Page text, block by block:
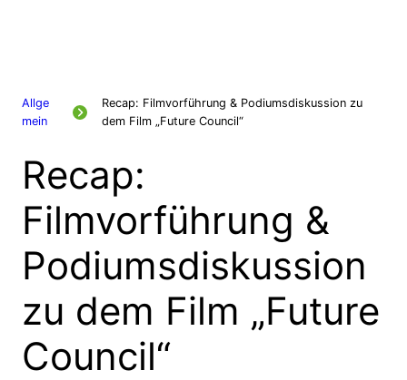
Recap:
Filmvorführung &
Podiumsdiskussion
zu dem Film „Future
Council“
Allge
mein
Recap: Filmvorführung & Podiumsdiskussion zu
dem Film „Future Council“